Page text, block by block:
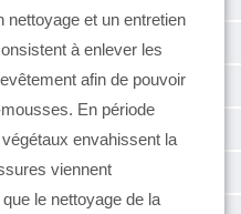
nettoyage et un entretien
à enlever les
afin de pouvoir
En période
envahissent la
viennent
le nettoyage de la